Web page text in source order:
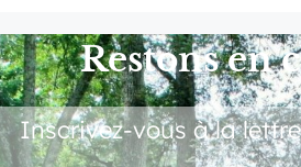
Restons en
Inscrivez-vous à la